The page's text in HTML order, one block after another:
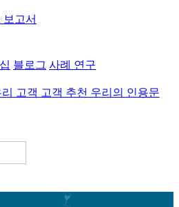
고서
블로그 사례 연구
리 고객 고객 추천 우리의 인용문